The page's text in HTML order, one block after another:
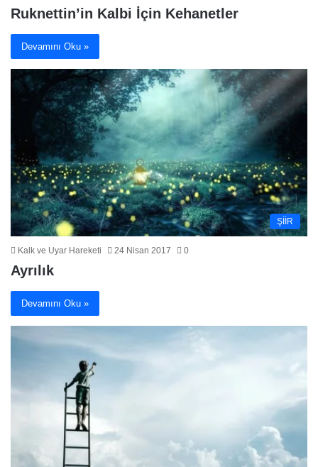
Ruknettin’in Kalbi İçin Kehanetler
Devamını Oku »
ŞİİR
Kalk ve Uyar Hareketi 24 Nisan 2017 0
Ayrılık
Devamını Oku »